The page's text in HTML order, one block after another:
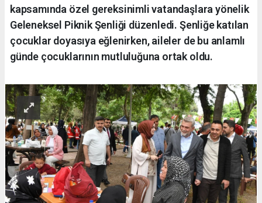
kapsamında özel gereksinimli vatandaşlara yönelik
Geleneksel Piknik Şenliği düzenledi. Şenliğe katılan
çocuklar doyasıya eğlenirken, aileler de bu anlamlı
günde çocuklarının mutluluğuna ortak oldu.